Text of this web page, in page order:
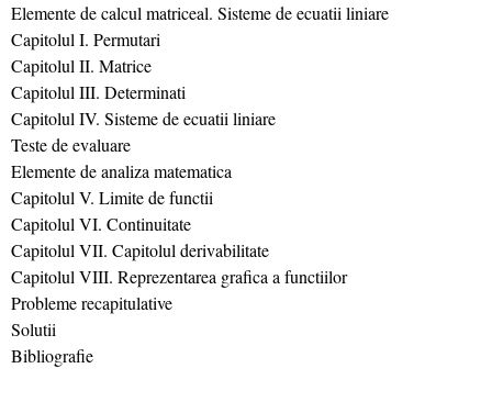
Elemente de calcul matriceal. Sisteme de ecuatii liniare
Capitolul I. Permutari
Capitolul II. Matrice
Capitolul III. Determinati
Capitolul IV. Sisteme de ecuatii liniare
Teste de evaluare
Elemente de analiza matematica
Capitolul V. Limite de functii
Capitolul VI. Continuitate
Capitolul VII. Capitolul derivabilitate
Capitolul VIII. Reprezentarea grafica a functiilor
Probleme recapitulative
Solutii
Bibliografie